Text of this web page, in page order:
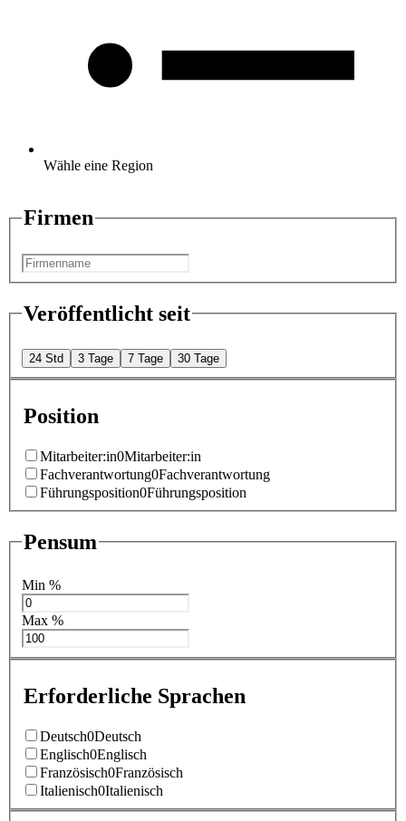
Wähle eine Region
Firmen
Veröffentlicht seit
24 Std 3 Tage 7 Tage 30 Tage
Position
Mitarbeiter:in0Mitarbeiter:in
Fachverantwortung0Fachverantwortung
Führungsposition0Führungsposition
Pensum
Min %
Max %
Erforderliche Sprachen
Deutsch0Deutsch
Englisch0Englisch
Französisch0Französisch
Italienisch0Italienisch